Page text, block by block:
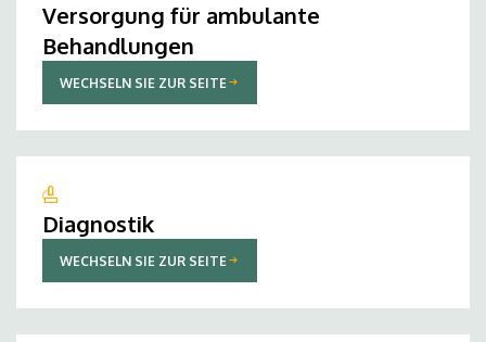
Versorgung für ambulante
Behandlungen
WECHSELN SIE ZUR SEITE
Diagnostik
WECHSELN SIE ZUR SEITE